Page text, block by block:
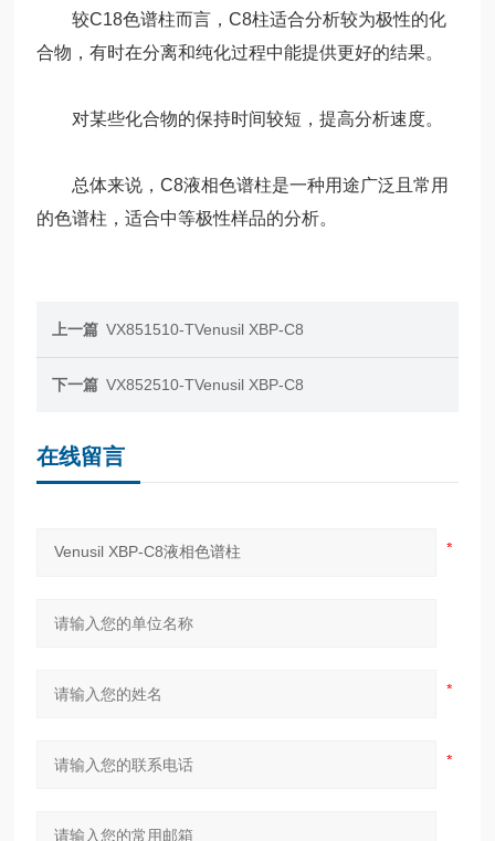
较C18色谱柱而言，C8柱适合分析较为极性的化
合物，有时在分离和纯化过程中能提供更好的结果。
对某些化合物的保持时间较短，提高分析速度。
总体来说，C8液相色谱柱是一种用途广泛且常用
的色谱柱，适合中等极性样品的分析。
上一篇 VX851510-TVenusil XBP-C8
下一篇 VX852510-TVenusil XBP-C8
在线留言